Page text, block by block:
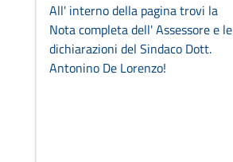
All' interno della pagina trovi la
Nota completa dell' Assessore e le
dichiarazioni del Sindaco Dott.
Antonino De Lorenzo!